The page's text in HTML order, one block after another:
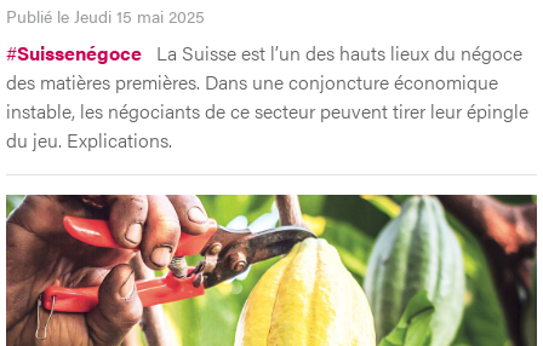
Publié le Jeudi 15 mai 2025
#Suissenégoce La Suisse est l’un des hauts lieux du négoce
des matières premières. Dans une conjoncture économique
instable, les négociants de ce secteur peuvent tirer leur épingle
du jeu. Explications.